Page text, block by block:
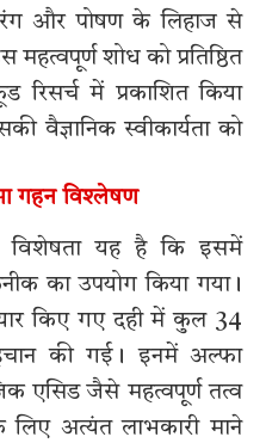
रंग और पोषण के लिहाज से
महत्वपूर्ण शोध को प्रतिष्ठित
रिसर्च में प्रकाशित किया
वैज्ञानिक स्वीकार्यता को
गहन विश्लेषण
यह है कि इसमें
का उपयोग किया गया।
किए गए दही में कुल 34
की गई। इनमें अल्फा
एसिड जैसे महत्वपूर्ण तत्व
अत्यंत लाभकारी माने